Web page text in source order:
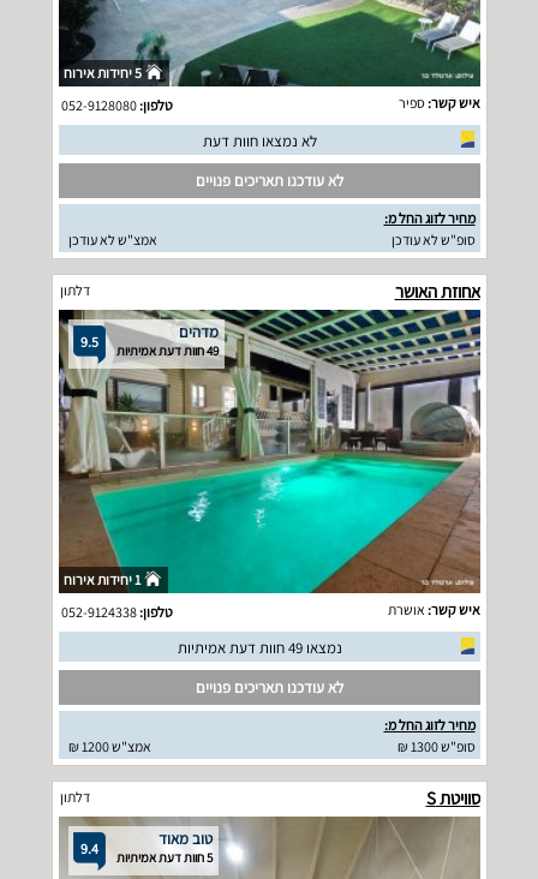
5 יחידות אירוח
איש קשר:ספיר טלפון:052-9128080
לא נמצאו חוות דעת
לא עודכנו תאריכים פנויים
מחיר לזוג החל מ:
סופ"ש לא עודכן
אמצ"ש לא עודכן
אחוזת האושר דלתון
9.5 מדהים
49 חוות דעת אמיתיות
1 יחידות אירוח
איש קשר: אושרת טלפון:052-9124338
נמצאו 49 חוות דעת אמיתיות
לא עודכנו תאריכים פנויים
מחיר לזוג החל מ:
סופ"ש 1300 ₪
אמצ"ש 1200 ₪
סוויטת S דלתון
9.4 טוב מאוד
5 חוות דעת אמיתיות